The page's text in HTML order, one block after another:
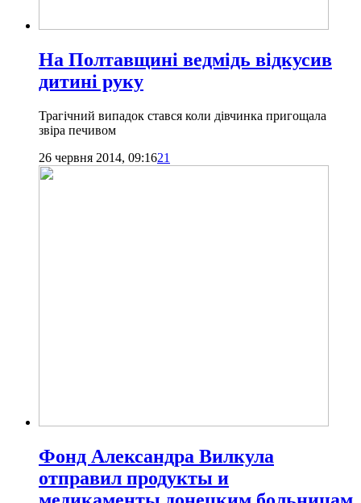
На Полтавщині ведмідь відкусив
дитині руку
Трагічний випадок стався коли дівчинка пригощала
звіра печивом
26 червня 2014, 09:1621
Фонд Александра Вилкула
отправил продукты и